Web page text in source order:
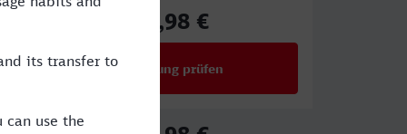
67,98 €
Verbindung prüfen